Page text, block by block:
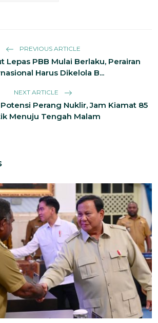
PREVIOUS ARTICLE
Lepas PBB Mulai Berlaku, Perairan
Harus Dikelola B...
NEXT ARTICLE
Perang Nuklir, Jam Kiamat 85
Menuju Tengah Malam